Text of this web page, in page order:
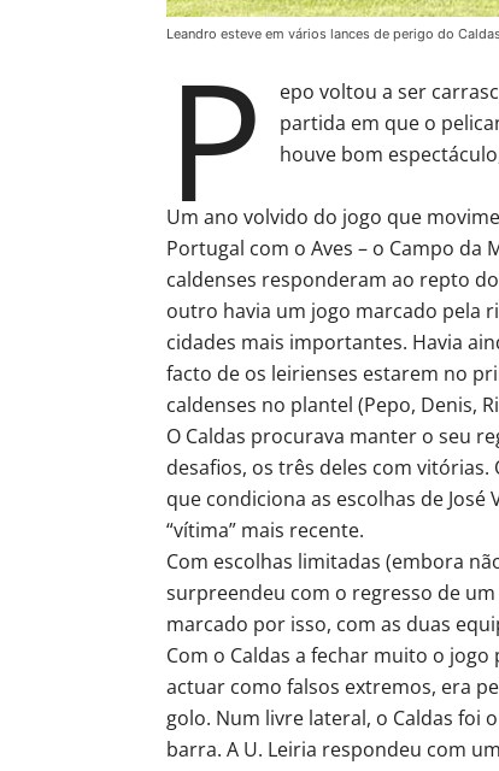
Leandro esteve em vários lances de perigo do
P
epo voltou a ser
partida em que o
houve bom
Um ano volvido do jogo que
Portugal com o Aves – o Campo da
caldenses responderam ao repto
outro havia um jogo marcado pela
cidades mais importantes. Havia
facto de os leirienses estarem no
caldenses no plantel (Pepo, Denis,
O Caldas procurava manter o seu
desafios, os três deles com
que condiciona as escolhas de
“vítima” mais recente.
Com escolhas limitadas (embora
surpreendeu com o regresso de
marcado por isso, com as duas
Com o Caldas a fechar muito o
actuar como falsos extremos, era
golo. Num livre lateral, o Caldas foi
barra. A U. Leiria respondeu com